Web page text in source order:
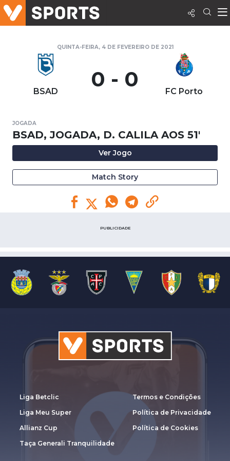
QUINTA-FEIRA, 4 DE FEVEREIRO DE 2021
BSAD 0 - 0 FC Porto
JOGADA
BSAD, JOGADA, D. CALILA AOS 51'
Ver Jogo
Match Story
PUBLICIDADE
Liga Betclic
Liga Meu Super
Allianz Cup
Taça Generali Tranquilidade
Termos e Condições
Política de Privacidade
Política de Cookies